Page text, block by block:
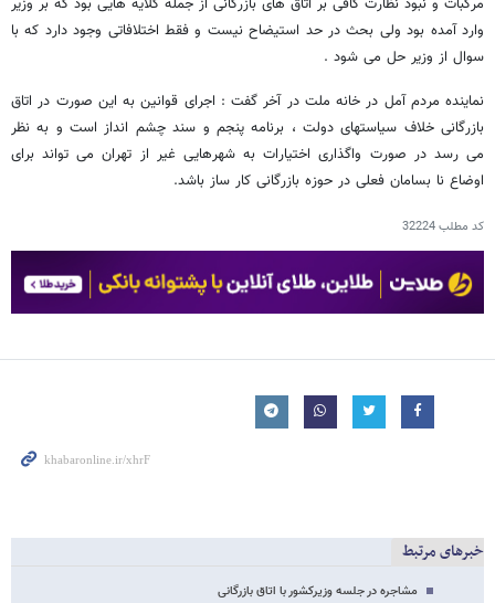
وارد آمده بود ولی بحث در حد استیضاح نیست و فقط اختلافاتی وجود دارد که با
سوال از وزیر حل می شود .
نماینده مردم آمل در خانه ملت در آخر گفت : اجرای قوانین به این صورت در اتاق
بازرگانی خلاف سیاستهای دولت ، برنامه پنجم و سند چشم انداز است و به نظر
می رسد در صورت واگذاری اختیارات به شهرهایی غیر از تهران می تواند برای
اوضاع نا بسامان فعلی در حوزه بازرگانی کار ساز باشد.
کد مطلب32224
خبرهای مرتبط
مشاجره در جلسه وزیرکشور با اتاق بازرگانی